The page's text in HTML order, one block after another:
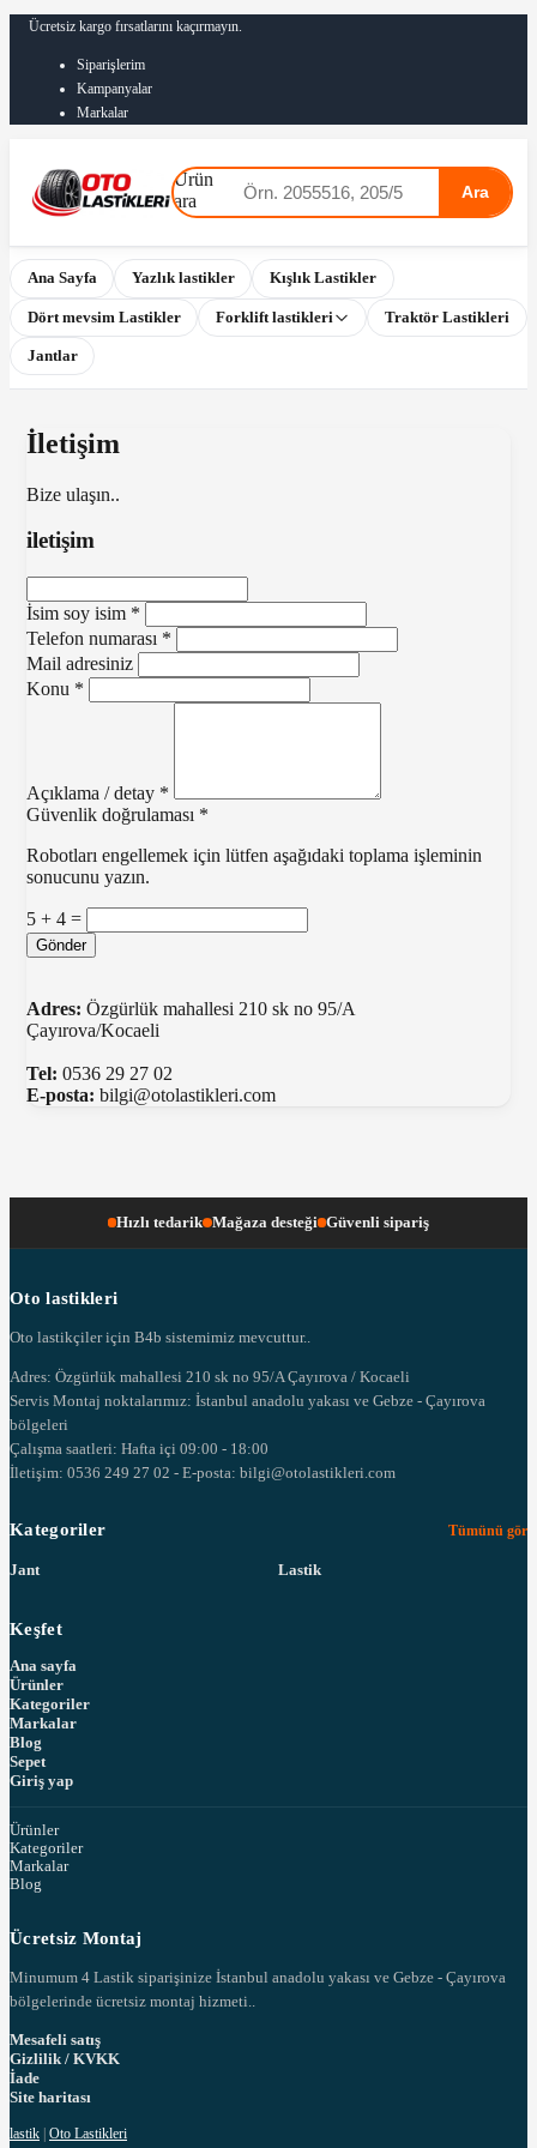
Ücretsiz kargo fırsatlarını kaçırmayın.
Siparişlerim
Kampanyalar
Markalar
Ürün
ara
Ara
Ana Sayfa Yazlık lastikler Kışlık Lastikler
Dört mevsim Lastikler Forklift lastikleri Traktör Lastikleri
Jantlar
İletişim
Bize ulaşın..
iletişim
İsim soy isim *
Telefon numarası *
Mail adresiniz
Konu *
Açıklama / detay *
Güvenlik doğrulaması *
Robotları engellemek için lütfen aşağıdaki toplama işleminin
sonucunu yazın.
5 + 4 =
Gönder
Adres: Özgürlük mahallesi 210 sk no 95/A
Çayırova/Kocaeli
Tel: 0536 29 27 02
E-posta: bilgi@otolastikleri.com
Hızlı tedarik Mağaza desteği Güvenli sipariş
Oto lastikleri
Oto lastikçiler için B4b sistemimiz mevcuttur..
Adres: Özgürlük mahallesi 210 sk no 95/A Çayırova / Kocaeli
Servis Montaj noktalarımız: İstanbul anadolu yakası ve Gebze - Çayırova
bölgeleri
Çalışma saatleri: Hafta içi 09:00 - 18:00
İletişim: 0536 249 27 02 - E-posta: bilgi@otolastikleri.com
Kategoriler Tümünü gör
Jant Lastik
Keşfet
Ana sayfa
Ürünler
Kategoriler
Markalar
Blog
Sepet
Giriş yap
Ürünler
Kategoriler
Markalar
Blog
Ücretsiz Montaj
Minumum 4 Lastik siparişinize İstanbul anadolu yakası ve Gebze - Çayırova
bölgelerinde ücretsiz montaj hizmeti..
Mesafeli satış
Gizlilik / KVKK
İade
Site haritası
lastik Oto Lastikleri